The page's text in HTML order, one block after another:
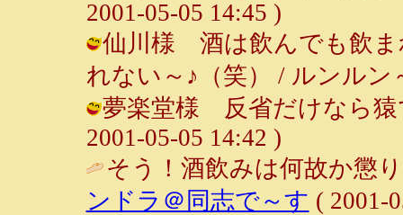
2001-05-05 14:45 )
仙川様 酒は飲んでも飲ま
れない～♪（笑） / ルンルン
夢楽堂様 反省だけなら猿
2001-05-05 14:42 )
そう！酒飲みは何故か懲
ンドラ＠同志で～す ( 2001-